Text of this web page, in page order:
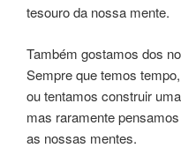
tesouro da nossa mente.
Também gostamos dos
Sempre que temos
ou tentamos construir
mas raramente
as nossas mentes.